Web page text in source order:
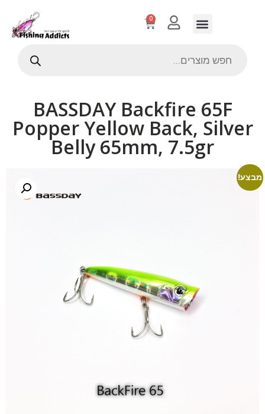
0
BASSDAY Backfire 65F
Popper Yellow Back, Silver
Belly 65mm, 7.5gr
מבצע!